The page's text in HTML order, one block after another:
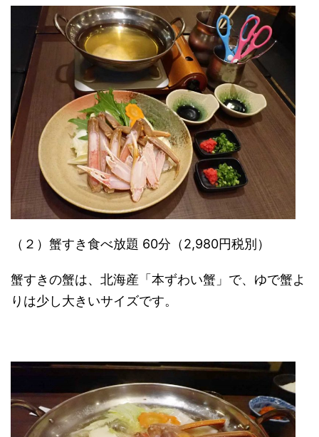
（２）蟹すき食べ放題 60分（2,980円税別）
蟹すきの蟹は、北海産「本ずわい蟹」で、ゆで蟹よ
りは少し大きいサイズです。